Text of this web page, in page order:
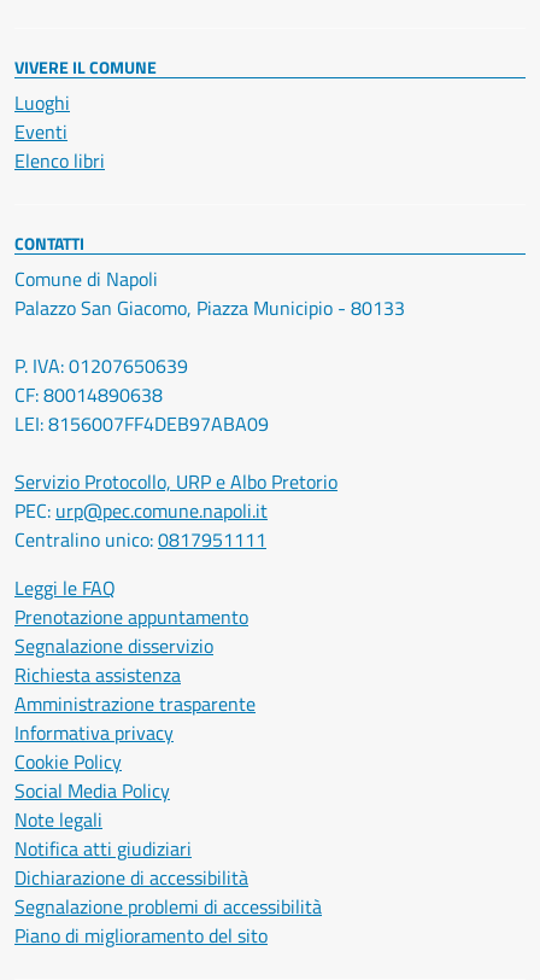
VIVERE IL COMUNE
Luoghi
Eventi
Elenco libri
CONTATTI
Comune di Napoli
Palazzo San Giacomo, Piazza Municipio - 80133
P. IVA: 01207650639
CF: 80014890638
LEI: 8156007FF4DEB97ABA09
Servizio Protocollo, URP e Albo Pretorio
PEC: urp@pec.comune.napoli.it
Centralino unico:0817951111
Leggi le FAQ
Prenotazione appuntamento
Segnalazione disservizio
Richiesta assistenza
Amministrazione trasparente
Informativa privacy
Cookie Policy
Social Media Policy
Note legali
Notifica atti giudiziari
Dichiarazione di accessibilità
Segnalazione problemi di accessibilità
Piano di miglioramento del sito